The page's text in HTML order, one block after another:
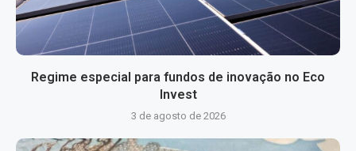
Regime especial para fundos de inovação no Eco
Invest
3 de agosto de 2026